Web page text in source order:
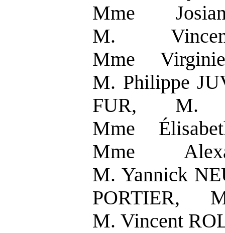
Mme
M.
Mme
M. Philippe
FUR, M.
Mme
Mme
M. Yannick
PORTIER,
M. Vincent